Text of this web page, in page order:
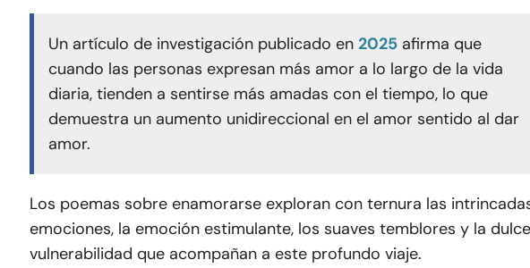
Un artículo de investigación publicado en 2025 afirma que
cuando las personas expresan más amor a lo largo de la vida
diaria, tienden a sentirse más amadas con el tiempo, lo que
demuestra un aumento unidireccional en el amor sentido al dar
amor.
Los poemas sobre enamorarse exploran con ternura las
emociones, la emoción estimulante, los suaves temblores y la dulce
vulnerabilidad que acompañan a este profundo viaje.